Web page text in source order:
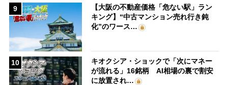
9
【大阪の不動産価格「危ない駅」ラン
キング】“中古マンション売れ行き鈍
化”のワース…
10
キオクシア・ショックで「次にマネー
が流れる」16銘柄 AI相場の裏で割安
に放置され…